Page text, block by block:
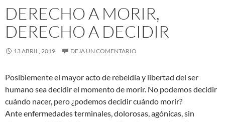
DERECHO A MORIR,
DERECHO A DECIDIR
13 ABRIL, 2019 DEJA UN COMENTARIO
Posiblemente el mayor acto de rebeldía y libertad del ser
humano sea decidir el momento de morir. No podemos decidir
cuándo nacer, pero ¿podemos decidir cuándo morir?
Ante enfermedades terminales, dolorosas, agónicas, sin